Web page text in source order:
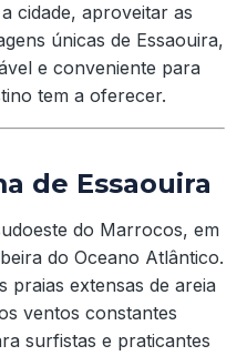
cidade, aproveitar as
únicas de Essaouira,
e conveniente para
tem a oferecer.
de Essaouira
do Marrocos, em
do Oceano Atlântico.
praias extensas de areia
ventos constantes
surfistas e praticantes